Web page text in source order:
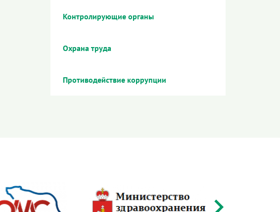
Контролирующие органы
Охрана труда
Противодействие коррупции